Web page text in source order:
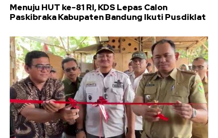
Menuju HUT ke-81 RI, KDS Lepas Calon
Paskibraka Kabupaten Bandung Ikuti Pusdiklat